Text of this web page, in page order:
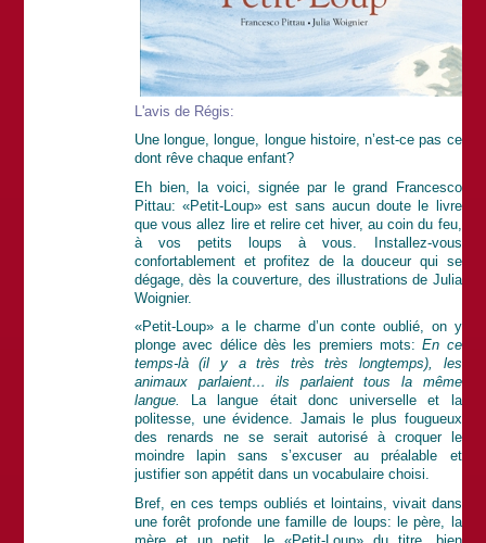
L'avis de Régis:
Une longue, longue, longue histoire, n’est-ce pas ce
dont rêve chaque enfant?
Eh bien, la voici, signée par le grand Francesco
Pittau: «Petit-Loup» est sans aucun doute le livre
que vous allez lire et relire cet hiver, au coin du feu,
à vos petits loups à vous. Installez-vous
confortablement et profitez de la douceur qui se
dégage, dès la couverture, des illustrations de Julia
Woignier.
«Petit-Loup» a le charme d’un conte oublié, on y
plonge avec délice dès les premiers mots:En ce
temps-là (il y a très très très longtemps), les
animaux parlaient… ils parlaient tous la même
langue.
La langue était donc universelle et la
politesse, une évidence. Jamais le plus fougueux
des renards ne se serait autorisé à croquer le
moindre lapin sans s’excuser au préalable et
justifier son appétit dans un vocabulaire choisi.
Bref, en ces temps oubliés et lointains, vivait dans
une forêt profonde une famille de loups: le père, la